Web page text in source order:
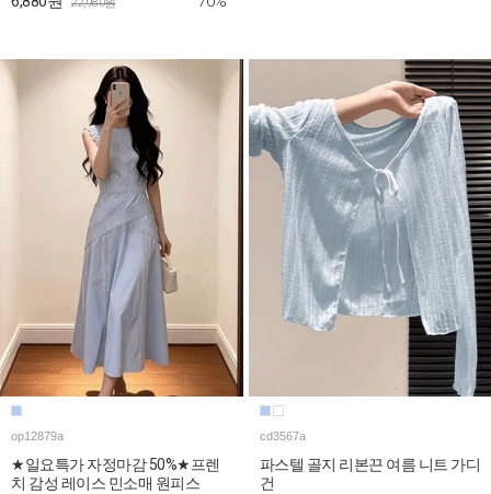
op12879a
★일요특가 자정마감 50%★프렌
치 감성 레이스 민소매 원피스
cd3567a
파스텔 골지 리본끈 여름 니트 가디
건